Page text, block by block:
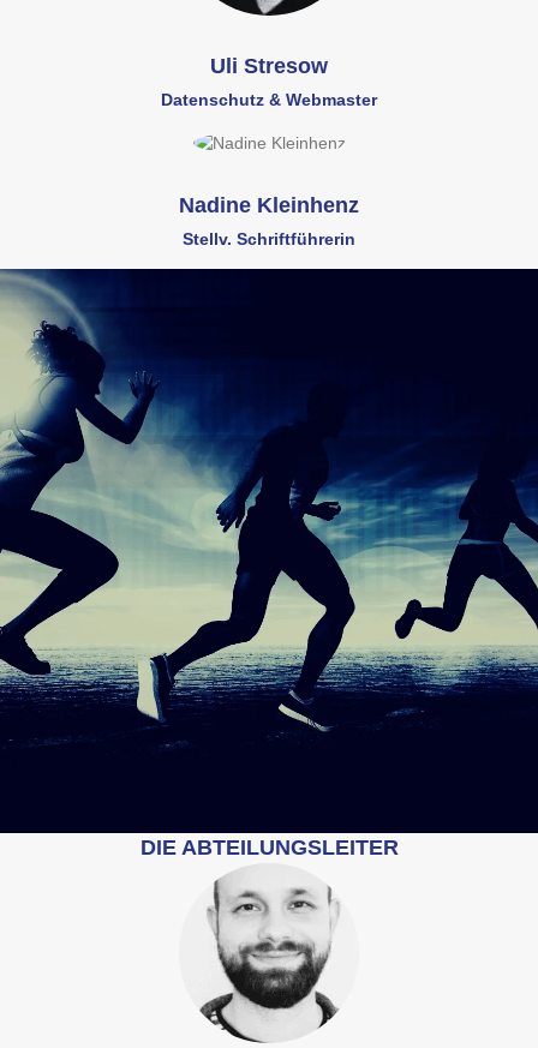
Uli Stresow
Datenschutz & Webmaster
Nadine Kleinhenz
Stellv. Schriftführerin
DIE ABTEILUNGSLEITER